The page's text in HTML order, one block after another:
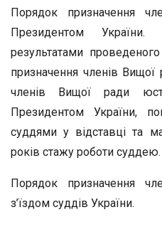
Порядок призначення
Президентом
результатами
призначення членів Вищої
членів Вищої ради
Президентом України,
суддями у відставці та
років стажу роботи суддею.
Порядок призначення
з’їздом суддів України.